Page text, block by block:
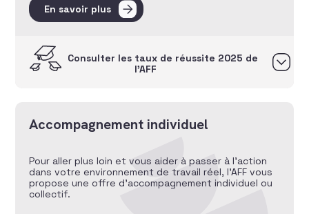
En savoir plus
Consulter les taux de réussite 2025 de
l’AFF
Accompagnement individuel
Pour aller plus loin et vous aider à passer à l’action
dans votre environnement de travail réel, l’AFF vous
propose une offre d’accompagnement individuel ou
collectif.